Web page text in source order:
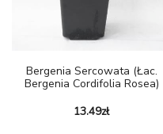
Bergenia Sercowata (Łac.
Bergenia Cordifolia Rosea)
13.49zł